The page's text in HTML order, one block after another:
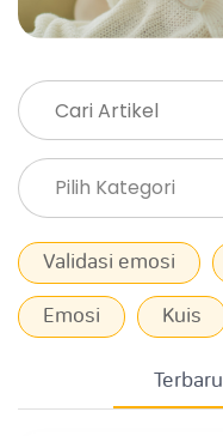
Validasi emosi
Emosi
Kuis
Terbaru